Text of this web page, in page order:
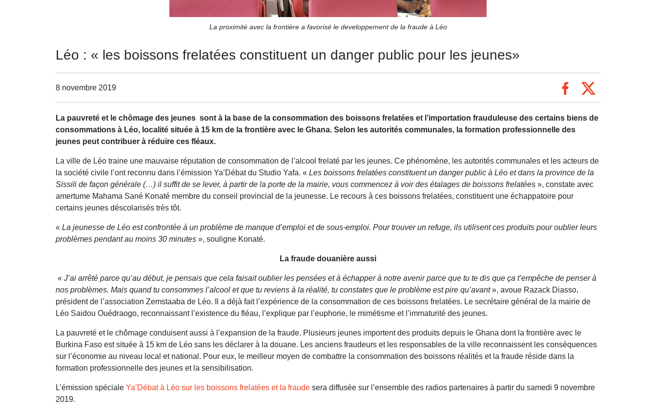
La proximité avec la frontière a favorisé le developpement de la fraude à Léo
Léo : « les boissons frelatées constituent un danger public pour les jeunes»
8 novembre 2019
La pauvreté et le chômage des jeunes sont à la base de la consommation des boissons frelatées et l’importation frauduleuse des certains biens de
consommations à Léo, localité située à 15 km de la frontière avec le Ghana. Selon les autorités communales, la formation professionnelle des
jeunes peut contribuer à réduire ces fléaux.
La ville de Léo traine une mauvaise réputation de consommation de l’alcool frelaté par les jeunes. Ce phénomène, les autorités communales et les acteurs de
la société civile l’ont reconnu dans l’émission Ya’Débat du Studio Yafa. « Les boissons frelatées constituent un danger public à Léo et dans la province de la
Sissili de façon générale (…) il suffit de se lever, à partir de la porte de la mairie, vous commencez à voir des étalages de boissons frelatées », constate avec
amertume Mahama Sané Konaté membre du conseil provincial de la jeunesse. Le recours à ces boissons frelatées, constituent une échappatoire pour
certains jeunes déscolarisés très tôt.
« La jeunesse de Léo est confrontée à un problème de manque d’emploi et de sous-emploi. Pour trouver un refuge, ils utilisent ces produits pour oublier leurs
problèmes pendant au moins 30 minutes », souligne Konaté.
La fraude douanière aussi
« J’ai arrêté parce qu’au début, je pensais que cela faisait oublier les pensées et à échapper à notre avenir parce que tu te dis que ça t’empêche de penser à
nos problèmes. Mais quand tu consommes l’alcool et que tu reviens à la réalité, tu constates que le problème est pire qu’avant», avoue Razack Diasso,
président de l’association Zemstaaba de Léo. Il a déjà fait l’expérience de la consommation de ces boissons frelatées. Le secrétaire général de la mairie de
Léo Saidou Ouédraogo, reconnaissant l’existence du fléau, l’explique par l’euphorie, le mimétisme et l’immaturité des jeunes.
La pauvreté et le chômage conduisent aussi à l’expansion de la fraude. Plusieurs jeunes importent des produits depuis le Ghana dont la frontière avec le
Burkina Faso est située à 15 km de Léo sans les déclarer à la douane. Les anciens fraudeurs et les responsables de la ville reconnaissent les conséquences
sur l’économie au niveau local et national. Pour eux, le meilleur moyen de combattre la consommation des boissons réalités et la fraude réside dans la
formation professionnelle des jeunes et la sensibilisation.
L’émission spéciale Ya’Débat à Léo sur les boissons frelatées et la fraude sera diffusée sur l’ensemble des radios partenaires à partir du samedi 9 novembre
2019.